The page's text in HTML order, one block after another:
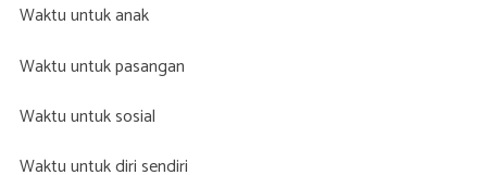
Waktu untuk anak
Waktu untuk pasangan
Waktu untuk sosial
Waktu untuk diri sendiri